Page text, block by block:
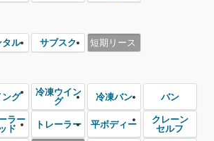
タル サブスク 短期リース
ング
冷凍ウイン
グ
冷凍バン バン
ラー
ド
トレーラー 平ボディー
クレーン
セルフ